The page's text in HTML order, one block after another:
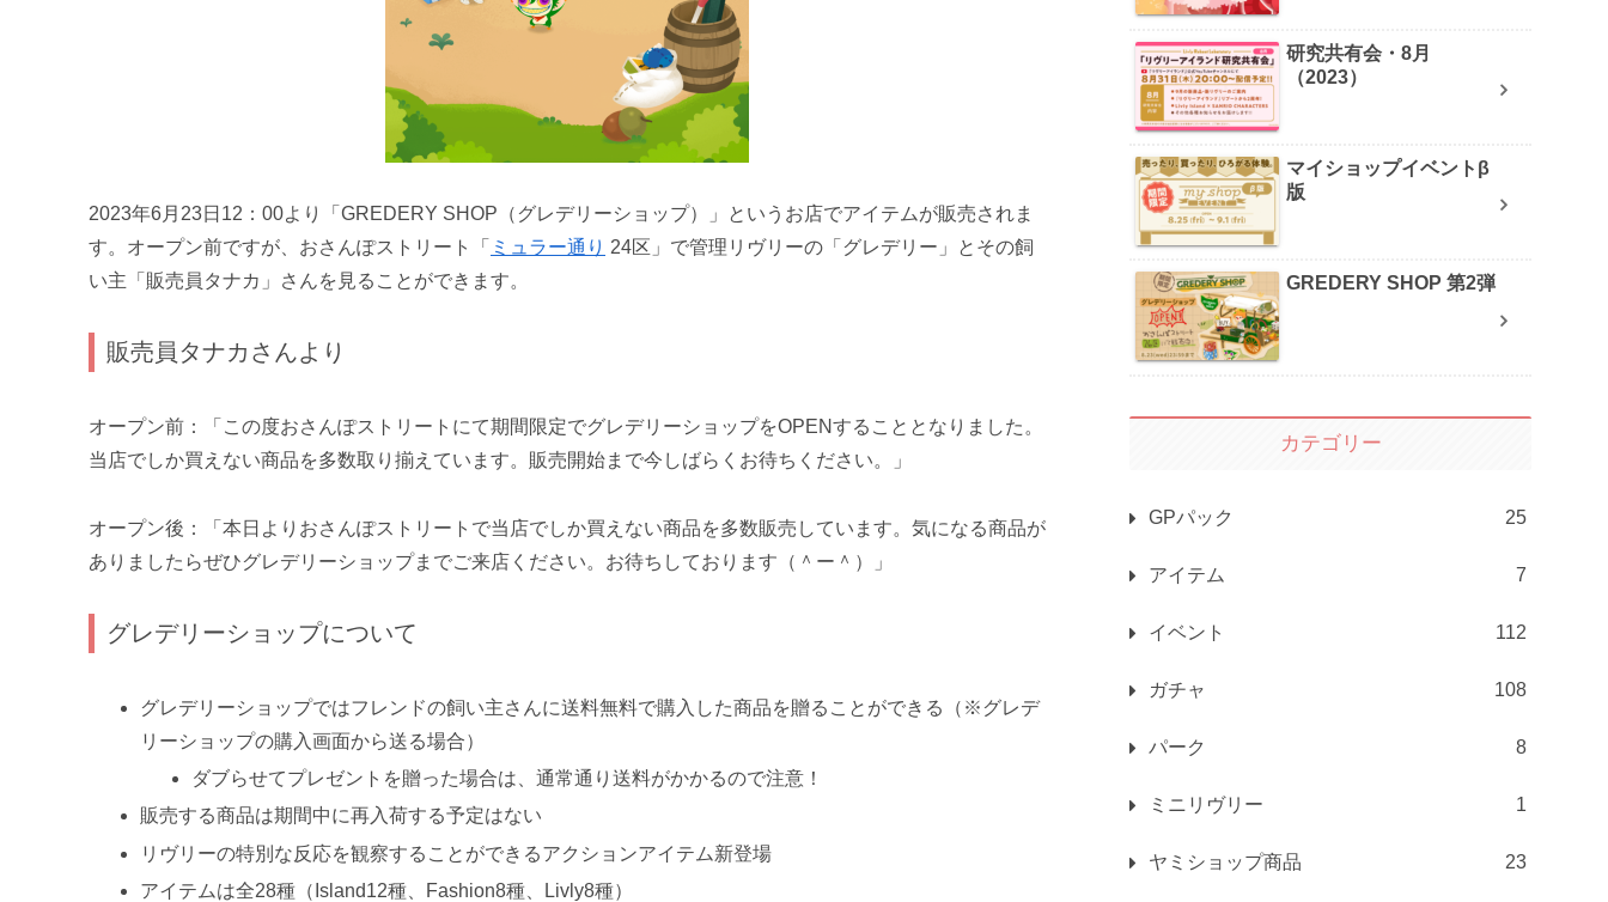
2023年6月23日12：00より「GREDERY SHOP（グレデリーショップ）」というお店でアイテムが販売されま
す。オープン前ですが、おさんぽストリート「 ミュラー通り 24区」で管理リヴリーの「グレデリー」とその飼
い主「販売員タナカ」さんを見ることができます。
販売員タナカさんより
オープン前：「この度おさんぽストリートにて期間限定でグレデリーショップをOPENすることとなりました。
当店でしか買えない商品を多数取り揃えています。販売開始まで今しばらくお待ちください。」
オープン後：「本日よりおさんぽストリートで当店でしか買えない商品を多数販売しています。気になる商品が
ありましたらぜひグレデリーショップまでご来店ください。お待ちしております（＾ー＾）」
グレデリーショップについて
グレデリーショップではフレンドの飼い主さんに送料無料で購入した商品を贈ることができる（※グレデ
リーショップの購入画面から送る場合）
ダブらせてプレゼントを贈った場合は、通常通り送料がかかるので注意！
販売する商品は期間中に再入荷する予定はない
リヴリーの特別な反応を観察することができるアクションアイテム新登場
アイテムは全28種（Island12種、Fashion8種、Livly8種）
研究共有会・8月
（2023）
マイショップイベントβ
版
GREDERY SHOP 第2弾
カテゴリー
GPパック 25
アイテム 7
イベント 112
ガチャ 108
パーク 8
ミニリヴリー 1
ヤミショップ商品 23